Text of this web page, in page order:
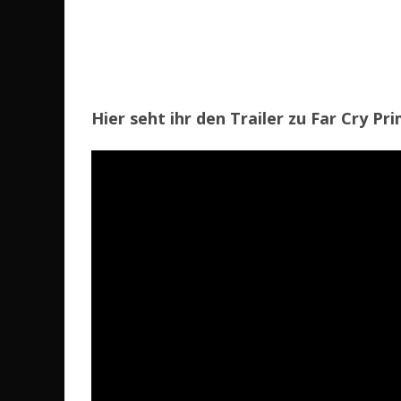
Hier seht ihr den Trailer zu Far Cry